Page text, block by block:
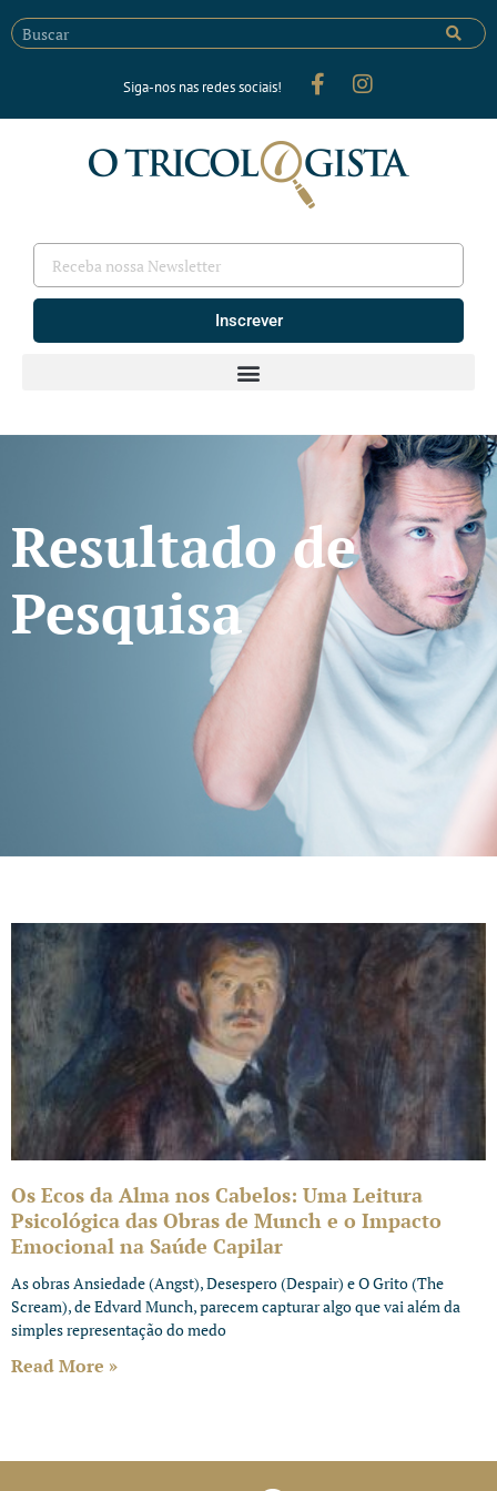
Siga-nos nas redes sociais!
Inscrever
Resultado de
Pesquisa
Os Ecos da Alma nos Cabelos: Uma Leitura
Psicológica das Obras de Munch e o Impacto
Emocional na Saúde Capilar
As obras Ansiedade (Angst), Desespero (Despair) e O Grito (The
Scream), de Edvard Munch, parecem capturar algo que vai além da
simples representação do medo
Read More »